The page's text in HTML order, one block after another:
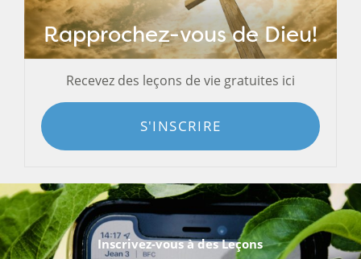
Rapprochez-vous de Dieu!
Recevez des leçons de vie gratuites ici
S'INSCRIRE
Inscrivez-vous à des Leçons